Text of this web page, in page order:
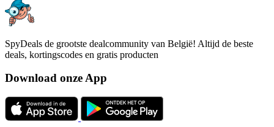
SpyDeals de grootste dealcommunity van België! Altijd de beste
deals, kortingscodes en gratis producten
Download onze App